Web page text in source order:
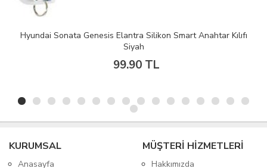
Hyundai Sonata Genesis Elantra Silikon Smart Anahtar Kılıfı
Siyah
99.90 TL
KURUMSAL
Anasayfa
MÜŞTERİ HİZMETLERİ
Hakkımızda